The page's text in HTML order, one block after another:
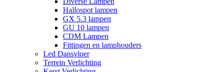
Hallospot lampen
GX 5.3 lampen
GU 10 lampen
CDM Lampen
Fittingen en lamphouders
Led Dansvloer
Terrein Verlichting